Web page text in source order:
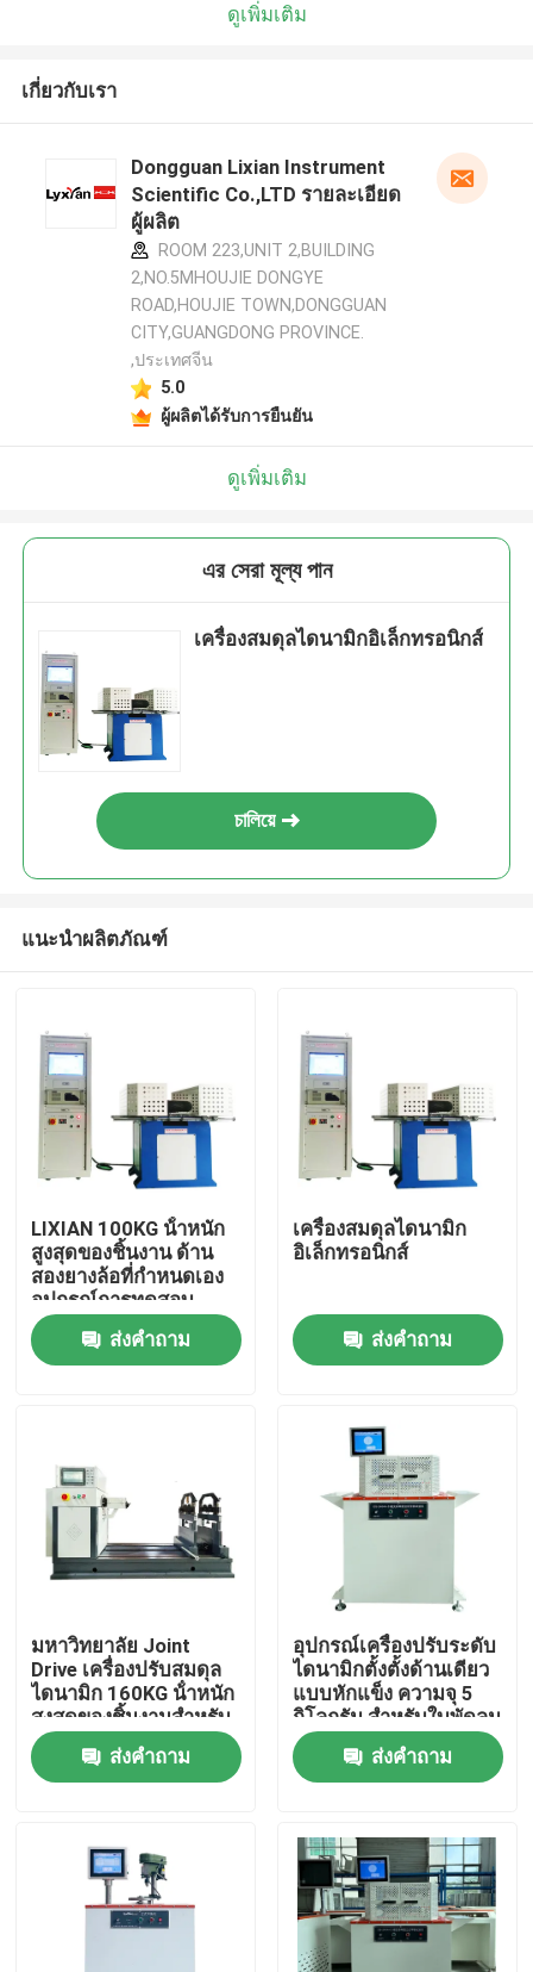
บ้าน
สินค้า
เกี่ยวกับเรา
ทัวร์โรงงาน
ควบคุมคุณภาพ
ติดต่อเรา
เครื่องทดสอบในห้องปฏิบัติการ
ดูเพิ่มเติม
เกี่ยวกับเรา
Dongguan Lixian Instrument
Scientific Co.,LTD รายละเอียด
ผู้ผลิต
ROOM 223,UNIT 2,BUILDING
2,NO.5MHOUJIE DONGYE
ROAD,HOUJIE TOWN,DONGGUAN
CITY,GUANGDONG PROVINCE.
,ประเทศจีน
5.0
ผู้ผลิตได้รับการยืนยัน
ดูเพิ่มเติม
এর সেরা মূল্য পান
เครื่องสมดุลไดนามิกอิเล็กทรอนิกส์
চালিয়ে
แนะนำผลิตภัณฑ์
LIXIAN 100KG น้ําหนัก
สูงสุดของชิ้นงาน ด้าน
สองยางล้อที่กําหนดเอง
อุปกรณ์การทดสอบ
เครื่องปรับสมดุลแบบ
ไดนามิก ส่งคำถาม
เครื่องสมดุลไดนามิก
อิเล็กทรอนิกส์
ส่งคำถาม
มหาวิทยาลัย Joint
Drive เครื่องปรับสมดุล
ไดนามิก 160KG น้ําหนัก
สูงสุดของชิ้นงานสําหรับ
centrifugal impeller
ส่งคำถาม
อุปกรณ์เครื่องปรับระดับ
ไดนามิกตั้งตั้งด้านเดียว
แบบหักแข็ง ความจุ 5
กิโลกรัม สําหรับใบพัดลม
ส่งคำถาม